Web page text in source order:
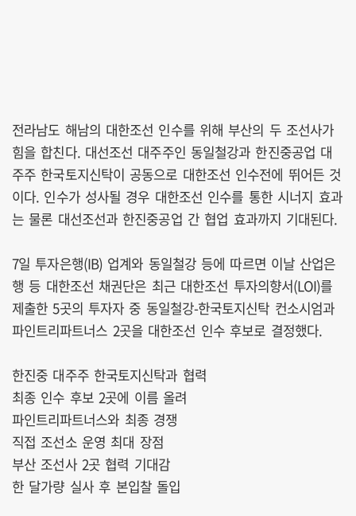
전라남도 해남의 대한조선 인수를 위해 부산의 두 조선사가
힘을 합친다. 대선조선 대주주인 동일철강과 한진중공업 대
주주 한국토지신탁이 공동으로 대한조선 인수전에 뛰어든 것
이다. 인수가 성사될 경우 대한조선 인수를 통한 시너지 효과
는 물론 대선조선과 한진중공업 간 협업 효과까지 기대된다.
7일 투자은행(IB) 업계와 동일철강 등에 따르면 이날 산업은
행 등 대한조선 채권단은 최근 대한조선 투자의향서(LOI)를
제출한 5곳의 투자자 중 동일철강-한국토지신탁 컨소시엄과
파인트리파트너스 2곳을 대한조선 인수 후보로 결정했다.
한진중 대주주 한국토지신탁과 협력
최종 인수 후보 2곳에 이름 올려
파인트리파트너스와 최종 경쟁
직접 조선소 운영 최대 장점
부산 조선사 2곳 협력 기대감
한 달가량 실사 후 본입찰 돌입